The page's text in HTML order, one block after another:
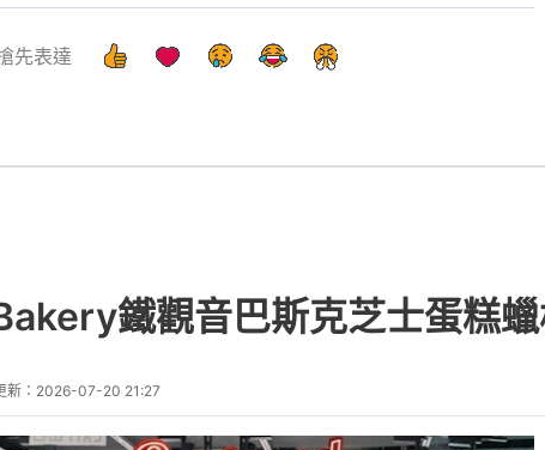
先表達
鐵觀音巴斯克芝士蛋糕
新： 2026-07-20 21:27